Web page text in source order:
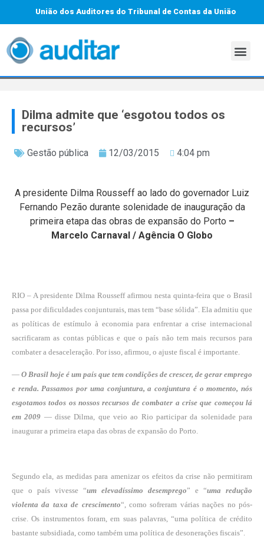
União dos Auditores do Tribunal de Contas da União
Dilma admite que ‘esgotou todos os
recursos’
Gestão pública 12/03/2015 4:04 pm
A presidente Dilma Rousseff ao lado do governador Luiz
Fernando Pezão durante solenidade de inauguração da
primeira etapa das obras de expansão do Porto –
Marcelo Carnaval / Agência O Globo
RIO – A presidente Dilma Rousseff afirmou nesta quinta-feira que o Brasil
passa por dificuldades conjunturais, mas tem “base sólida”. Ela admitiu que
as políticas de estímulo à economia para enfrentar a crise internacional
sacrificaram as contas públicas e que o país não tem mais recursos para
combater a desaceleração. Por isso, afirmou, o ajuste fiscal é importante.
— O Brasil hoje é um país que tem condições de crescer, de gerar emprego
e renda. Passamos por uma conjuntura, a conjuntura é o momento, nós
esgotamos todos os nossos recursos de combater a crise que começou lá
em 2009 — disse Dilma, que veio ao Rio participar da solenidade para
inaugurar a primeira etapa das obras de expansão do Porto.
Segundo ela, as medidas para amenizar os efeitos da crise não permitiram
que o país vivesse “um elevadíssimo desemprego” e “uma redução
violenta da taxa de crescimento“, como sofreram várias nações no pós-
crise. Os instrumentos foram, em suas palavras, “uma política de crédito
bastante subsidiada, como também uma política de desonerações fiscais”.